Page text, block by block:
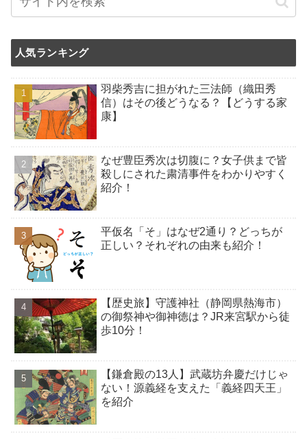
人気ランキング
羽柴秀吉に担がれた三法師（織田秀
信）はその後どうなる？【どうする家
康】
なぜ豊臣秀次は切腹に？女子供まで皆
殺しにされた粛清事件をわかりやすく
紹介！
平仮名「そ」はなぜ2通り？どっちが
正しい？それぞれの由来も紹介！
【歴史旅】守護神社（静岡県熱海市）
の御祭神や御神徳は？JR来宮駅から徒
歩10分！
【鎌倉殿の13人】武蔵坊弁慶だけじゃ
ない！源義経を支えた「義経四天王」
を紹介